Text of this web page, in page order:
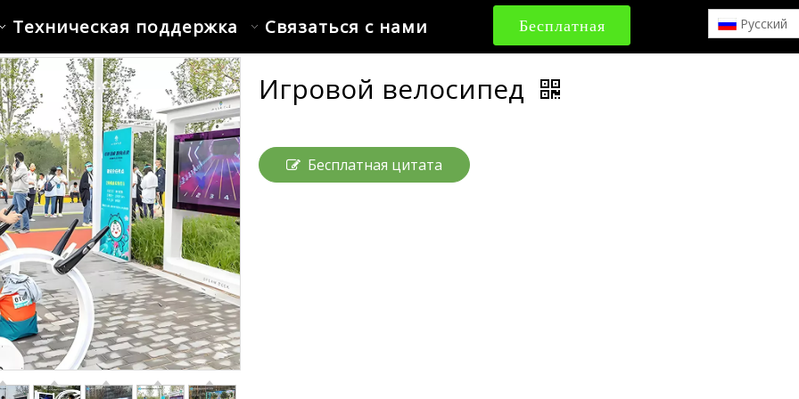
Техническая поддержка Связаться с нами
Бесплатная
Pусский
Игровой велосипед
Бесплатная цитата